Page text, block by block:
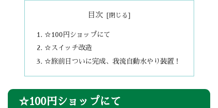
目次
☆100円ショップにて
☆スイッチ改造
☆旅前日ついに完成、我流自動水やり装置！
☆100円ショップにて